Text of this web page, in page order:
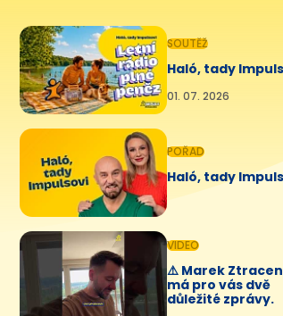
SOUTĚŽ
Haló, tady
01. 07. 2026
POŘAD
Haló, tady
VIDEO
⚠️ Marek
má pro vás dvě
důležité zprávy.